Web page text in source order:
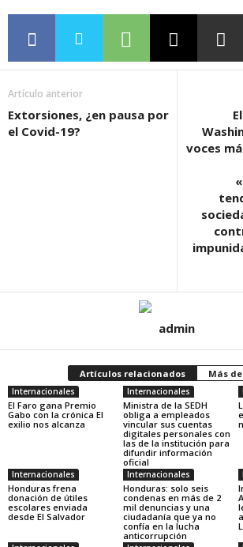
Artículo anterior
Extorsiones, ¿en pausa por
el Covid-19?
voces
admin
Artículos relacionados Más
Internacionales
El Faro gana Premio
Gabo con la crónica El
exilio nos alcanza
Internacionales
Ministra de la SEDH
obliga a empleados
vincular sus cuentas
digitales personales con
las de la institución para
difundir información
oficial
Internacionales
Honduras frena
donación de útiles
escolares enviada
desde El Salvador
Internacionales
Honduras: solo seis
condenas en más de 2
mil denuncias y una
ciudadanía que ya no
confía en la lucha
anticorrupción